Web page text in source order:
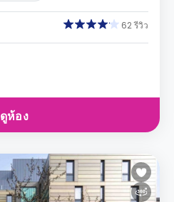
62 รีวิว
ดูห้อง